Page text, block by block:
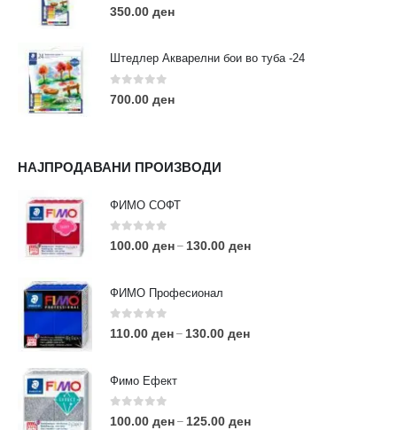
0out of 5
350.00 ден
Штедлер Акварелни бои во туба -24
0out of 5
700.00 ден
НАЈПРОДАВАНИ ПРОИЗВОДИ
ФИМО СОФТ
0 out of 5
100.00 ден – 130.00 ден
ФИМО Професионал
0out of 5
110.00 ден – 130.00 ден
Фимо Ефект
0 out of 5
100.00 ден – 125.00 ден